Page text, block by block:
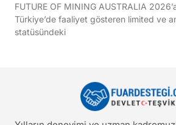
FUTURE OF MINING AUSTRALIA
Türkiye’de faaliyet gösteren limited ve
statüsündeki